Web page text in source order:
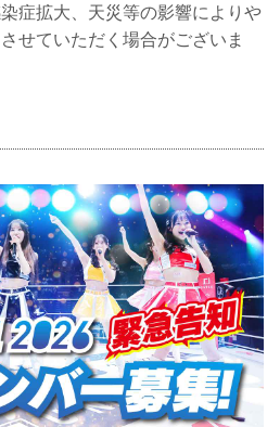
症拡大、天災等の影響によりや
せていただく場合がございま